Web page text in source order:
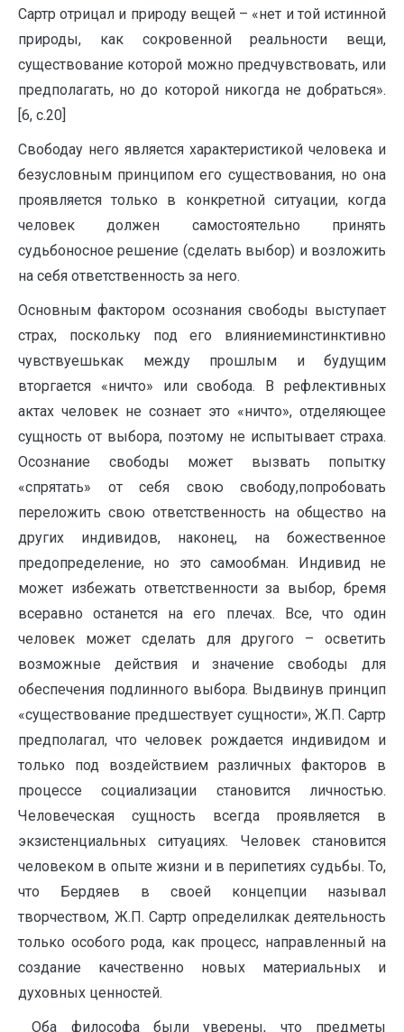
Сартр отрицал и природу вещей – «нет и той истинной
природы, как сокровенной реальности вещи,
существование которой можно предчувствовать, или
предполагать, но до которой никогда не добраться».
[6, с.20]
Свободау него является характеристикой человека и
безусловным принципом его существования, но она
проявляется только в конкретной ситуации, когда
человек должен самостоятельно принять
судьбоносное решение (сделать выбор) и возложить
на себя ответственность за него.
Основным фактором осознания свободы выступает
страх, поскольку под его влияниеминстинктивно
чувствуешькак между прошлым и будущим
вторгается «ничто» или свобода. В рефлективных
актах человек не сознает это «ничто», отделяющее
сущность от выбора, поэтому не испытывает страха.
Осознание свободы может вызвать попытку
«спрятать» от себя свою свободу,попробовать
переложить свою ответственность на общество на
других индивидов, наконец, на божественное
предопределение, но это самообман. Индивид не
может избежать ответственности за выбор, бремя
всеравно останется на его плечах. Все, что один
человек может сделать для другого – осветить
возможные действия и значение свободы для
обеспечения подлинного выбора. Выдвинув принцип
«существование предшествует сущности», Ж.П. Сартр
предполагал, что человек рождается индивидом и
только под воздействием различных факторов в
процессе социализации становится личностью.
Человеческая сущность всегда проявляется в
экзистенциальных ситуациях. Человек становится
человеком в опыте жизни и в перипетиях судьбы. То,
что Бердяев в своей концепции называл
творчеством, Ж.П. Сартр определилкак деятельность
только особого рода, как процесс, направленный на
создание качественно новых материальных и
духовных ценностей.
Оба философа были уверены, что предметы